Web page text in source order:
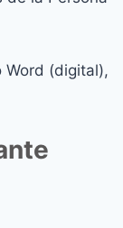
Word (digital),